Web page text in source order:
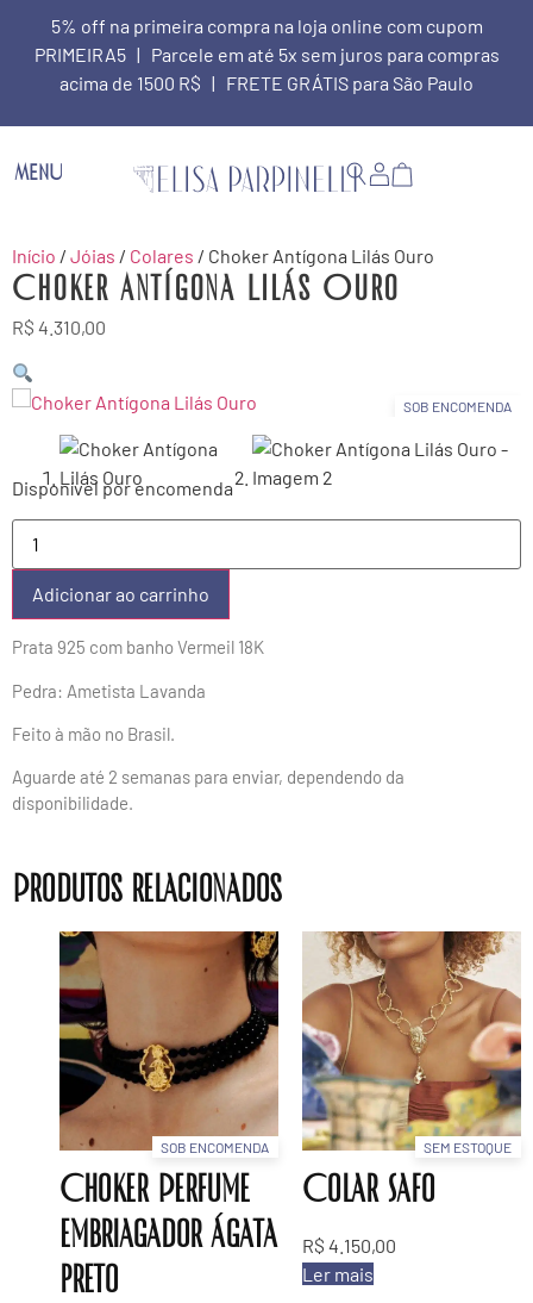
5% off na primeira compra na loja online com cupom
PRIMEIRA5 | Parcele em até 5x sem juros para compras
acima de 1500 R$ | FRETE GRÁTIS para São Paulo
MENU
Início / Jóias / Colares / Choker Antígona Lilás Ouro
Choker Antígona Lilás Ouro
R$ 4.310,00
SOB ENCOMENDA
Disponível por encomenda
Adicionar ao carrinho
Prata 925 com banho Vermeil 18K
Pedra: Ametista Lavanda
Feito à mão no Brasil.
Aguarde até 2 semanas para enviar, dependendo da
disponibilidade.
Produtos relacionados
SOB ENCOMENDA
Choker Perfume
embriagador ágata
preto
SEM ESTOQUE
Colar Safo
R$ 4.150,00
Ler mais